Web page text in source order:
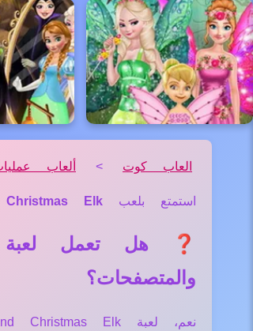
العاب كوت > ألعاب
استمتع بلعب Elk
والمتصفحات؟